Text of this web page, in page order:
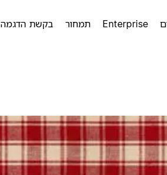
Enterprise תמחור בקשת הדגמה